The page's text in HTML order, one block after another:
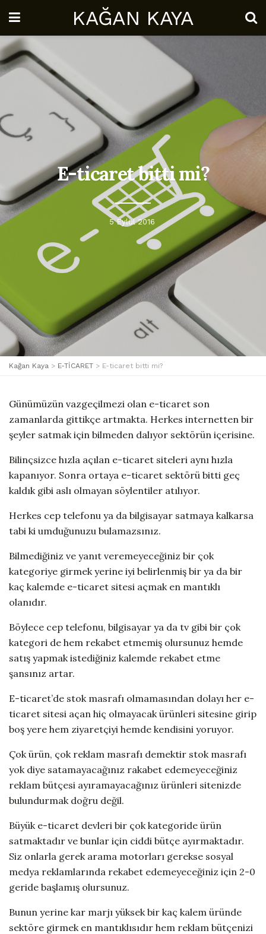
KAĞAN KAYA
E-ticaret bitti mi?
5 Eylül 2016
Kağan Kaya > E-TİCARET > E-ticaret bitti mi?
Günümüzün vazgeçilmezi olan e-ticaret son
zamanlarda gittikçe artmakta. Herkes internetten bir
şeyler satmak için bilmeden dalıyor sektörün içerisine.
Bilinçsizce hızla açılan e-ticaret siteleri aynı hızla
kapanıyor. Sonra ortaya e-ticaret sektörü bitti geç
kaldık gibi aslı olmayan söylentiler atılıyor.
Herkes cep telefonu ya da bilgisayar satmaya kalkarsa
tabi ki umduğunuzu bulamazsınız.
Bilmediğiniz ve yanıt veremeyeceğiniz bir çok
kategoriye girmek yerine iyi belirlenmiş bir ya da bir
kaç kalemde e-ticaret sitesi açmak en mantıklı
olanıdır.
Böylece cep telefonu, bilgisayar ya da tv gibi bir çok
kategori de hem rekabet etmemiş olursunuz hemde
satış yapmak istediğiniz kalemde rekabet etme
şansınız artar.
E-ticaret’de stok masrafı olmamasından dolayı her e-
ticaret sitesi açan hiç olmayacak ürünleri sitesine girip
boş yere hem ziyaretçiyi hemde kendisini yoruyor.
Çok ürün, çok reklam masrafı demektir stok masrafı
yok diye satamayacağınız rakabet edemeyeceğiniz
reklam bütçesi ayıramayacağınız ürünleri sitenizde
bulundurmak doğru değil.
Büyük e-ticaret devleri bir çok kategoride ürün
satmaktadır ve bunlar için ciddi bütçe ayırmaktadır.
Siz onlarla gerek arama motorları gerekse sosyal
medya reklamlarında rekabet edemeyeceğiniz için 2-0
geride başlamış olursunuz.
Bunun yerine kar marjı yüksek bir kaç kalem üründe
sektöre girmek en mantıklısıdır hem reklam bütçenizi